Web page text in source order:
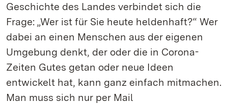
Geschichte des Landes verbindet sich die
Frage: „Wer ist für Sie heute heldenhaft?“ Wer
dabei an einen Menschen aus der eigenen
Umgebung denkt, der oder die in Corona-
Zeiten Gutes getan oder neue Ideen
entwickelt hat, kann ganz einfach mitmachen.
Man muss sich nur per Mail